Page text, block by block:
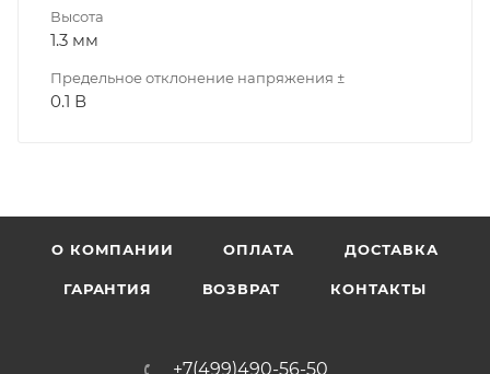
Высота
1.3 мм
Предельное отклонение напряжения ±
0.1 В
О КОМПАНИИ ОПЛАТА ДОСТАВКА
ГАРАНТИЯ ВОЗВРАТ КОНТАКТЫ
+7(499)490-56-50